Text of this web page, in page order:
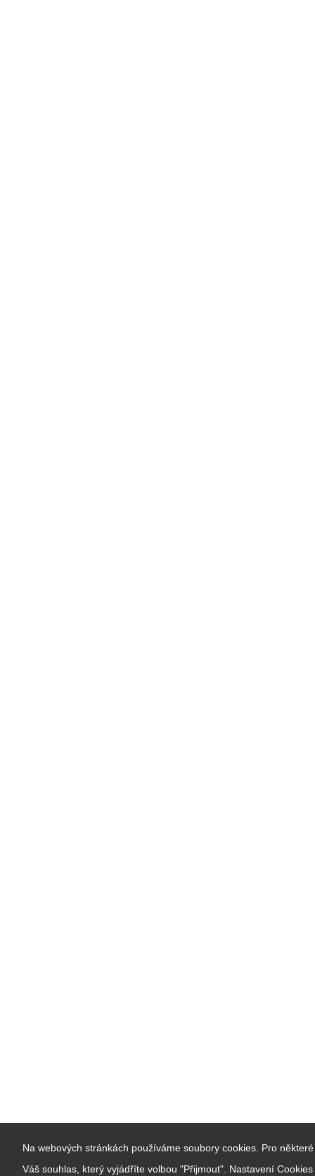
Na webových stránkách používáme soubory cookies. Pro
Váš souhlas, který vyjádříte volbou "Přijmout". Nastavení